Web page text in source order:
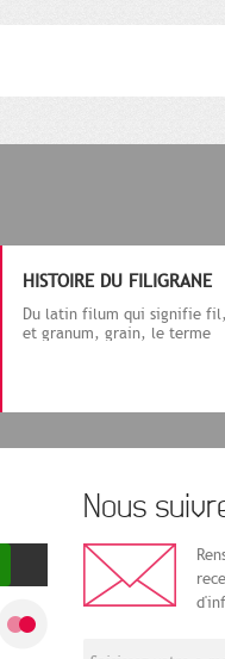
HISTOIRE DU FILIGRANE
Du latin filum qui signifie fil,
et granum, grain, le terme
Nous